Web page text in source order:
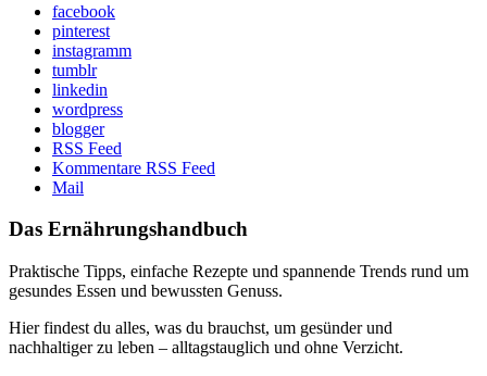
facebook
pinterest
instagramm
tumblr
linkedin
wordpress
blogger
RSS Feed
Kommentare RSS Feed
Mail
Das Ernährungshandbuch
Praktische Tipps, einfache Rezepte und spannende Trends rund um
gesundes Essen und bewussten Genuss.
Hier findest du alles, was du brauchst, um gesünder und
nachhaltiger zu leben – alltagstauglich und ohne Verzicht.